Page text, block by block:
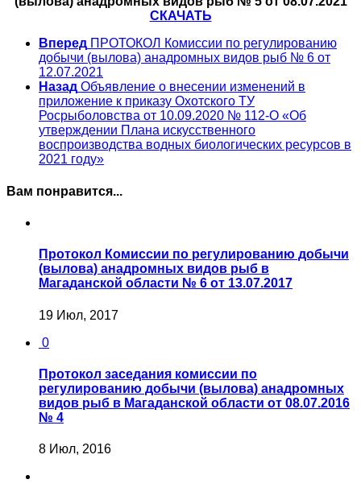
СКАЧАТЬ
Вперед ПРОТОКОЛ Комиссии по регулированию
добычи (вылова) анадромных видов рыб № 6 от
12.07.2021
Назад Объявление о внесении изменений в
приложение к приказу Охотского ТУ
Росрыболовства от 10.09.2020 № 112-О «Об
утверждении Плана искусственного
воспроизводства водных биологических ресурсов в
2021 году»
Вам понравится...
Протокол Комиссии по регулированию добычи
(вылова) анадромных видов рыб в
Магаданской области № 6 от 13.07.2017
19 Июл, 2017
0
Протокол заседания комиссии по
регулированию добычи (вылова) анадромных
видов рыб в Магаданской области от 08.07.2016
№ 4
8 Июл, 2016